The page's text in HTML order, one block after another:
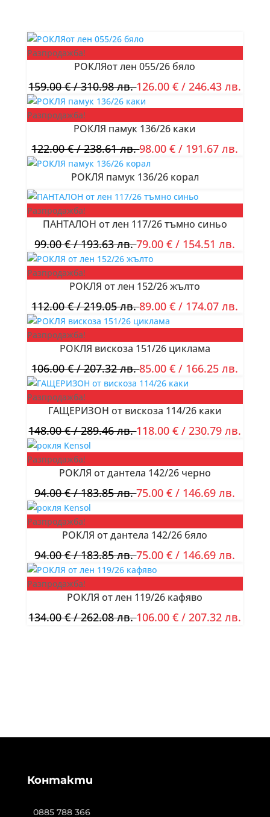
Разпродажба!
РОКЛЯот лен 055/26 бяло
159.00€/ 310.98 лв.126.00€ / 246.43 лв.
Разпродажба!
РОКЛЯ памук 136/26 каки
122.00€/ 238.61 лв.98.00€ / 191.67 лв.
РОКЛЯ памук 136/26 корал
Разпродажба!
ПАНТАЛОН от лен 117/26 тъмно синьо
99.00€/ 193.63 лв.79.00€ / 154.51 лв.
Разпродажба!
РОКЛЯ от лен 152/26 жълто
112.00€/ 219.05 лв.89.00€ / 174.07 лв.
Разпродажба!
РОКЛЯ вискоза 151/26 циклама
106.00€/ 207.32 лв.85.00€ / 166.25 лв.
Разпродажба!
ГАЩЕРИЗОН от вискоза 114/26 каки
148.00€/ 289.46 лв.118.00€ / 230.79 лв.
Разпродажба!
РОКЛЯ от дантела 142/26 черно
94.00€/ 183.85 лв.75.00€ / 146.69 лв.
Разпродажба!
РОКЛЯ от дантела 142/26 бяло
94.00€/ 183.85 лв.75.00€ / 146.69 лв.
Разпродажба!
РОКЛЯ от лен 119/26 кафяво
134.00€/ 262.08 лв.106.00€ / 207.32 лв.
Контакти
0885 788 366